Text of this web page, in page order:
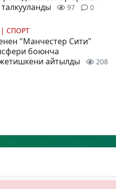
97 0
| СПОРТ
"Манчестер Сити"
боюнча
айтылды
208